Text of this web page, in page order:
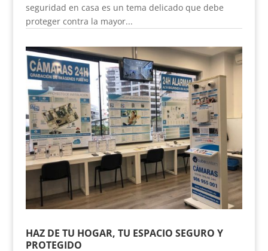
seguridad en casa es un tema delicado que debe
proteger contra la mayor...
HAZ DE TU HOGAR, TU ESPACIO SEGURO Y
PROTEGIDO